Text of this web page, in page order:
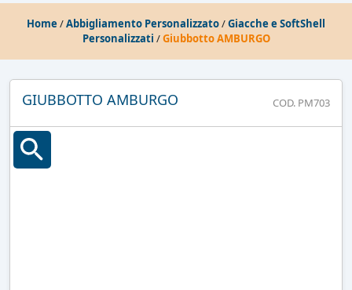
Home /Abbigliamento Personalizzato/Giacche e SoftShell
Personalizzati /Giubbotto AMBURGO
GIUBBOTTO AMBURGO COD. PM703